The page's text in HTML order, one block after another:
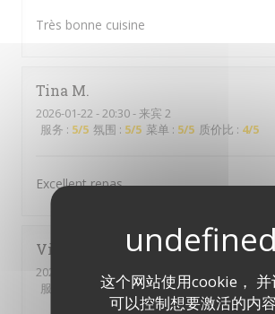
这个网站使用cookie， 并
可以控制想要激活的内容
Très bonne cuisine
Tina M
2026-01-22- 20:30 - 来宾 2
服务 : 5/5 氛围 : 5/5 菜单 : 5/5 质价比 : 4/5
Excellent repas
Vincent
2025-12-23
- 19:45 - 来宾 4
服务
氛围: /5 菜单:5/5 质价比: 5 /5